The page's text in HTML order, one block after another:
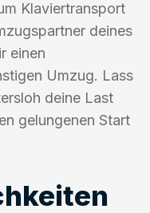
Klaviertransport
deines
einen
Umzug. Lass
deine Last
gelungenen Start